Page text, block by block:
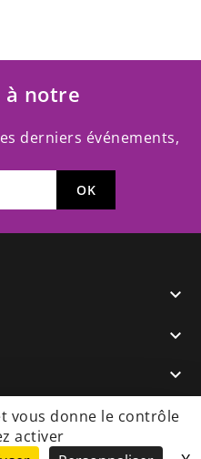
vous donne le contrôle
activer
à notre
derniers événements,



